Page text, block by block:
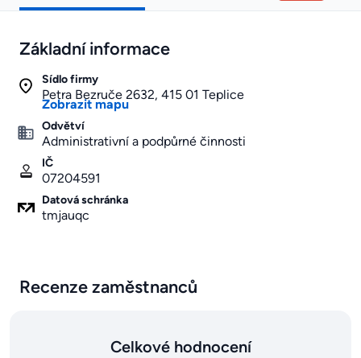
Základní informace
Sídlo firmy
Petra Bezruče 2632, 415 01 Teplice
Zobrazit mapu
Odvětví
Administrativní a podpůrné činnosti
IČ
07204591
Datová schránka
tmjauqc
Recenze zaměstnanců
Celkové hodnocení